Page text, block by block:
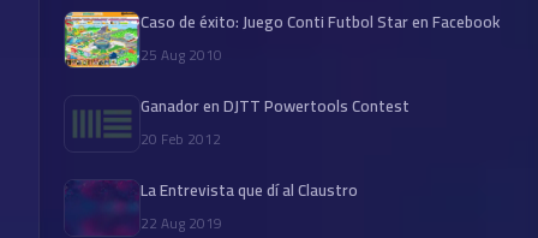
Caso de éxito: Juego Conti Futbol Star en Facebook
25 Aug 2010
Ganador en DJTT Powertools Contest
20 Feb 2012
La Entrevista que dí al Claustro
22 Aug 2019